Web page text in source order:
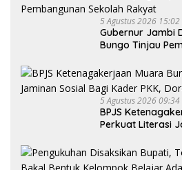
5 Agustus 2026 15:02
Gubernur Jambi
Bungo Tinjau
5 Agustus 2026 09:34
BPJS
Perkuat Literasi